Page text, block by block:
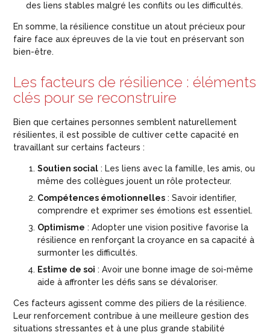
des liens stables malgré les conflits ou les difficultés.
En somme, la résilience constitue un atout précieux pour
faire face aux épreuves de la vie tout en préservant son
bien-être.
Les facteurs de résilience : éléments
clés pour se reconstruire
Bien que certaines personnes semblent naturellement
résilientes, il est possible de cultiver cette capacité en
travaillant sur certains facteurs :
Soutien social: Les liens avec la famille, les amis, ou
même des collègues jouent un rôle protecteur.
Compétences émotionnelles: Savoir identifier,
comprendre et exprimer ses émotions est essentiel.
Optimisme : Adopter une vision positive favorise la
résilience en renforçant la croyance en sa capacité à
surmonter les difficultés.
Estime de soi : Avoir une bonne image de soi-même
aide à affronter les défis sans se dévaloriser.
Ces facteurs agissent comme des piliers de la résilience.
Leur renforcement contribue à une meilleure gestion des
situations stressantes et à une plus grande stabilité